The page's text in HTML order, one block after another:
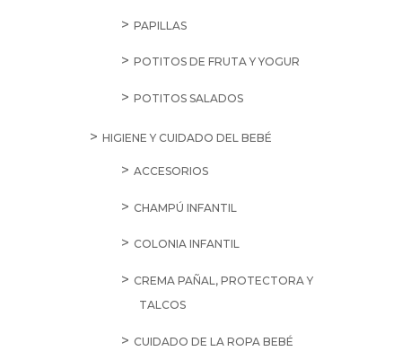
PAPILLAS
POTITOS DE FRUTA Y YOGUR
POTITOS SALADOS
HIGIENE Y CUIDADO DEL BEBÉ
ACCESORIOS
CHAMPÚ INFANTIL
COLONIA INFANTIL
CREMA PAÑAL, PROTECTORA Y
TALCOS
CUIDADO DE LA ROPA BEBÉ